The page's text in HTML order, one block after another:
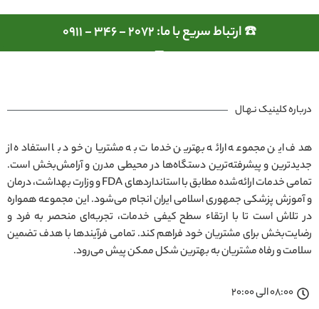
☎️ ارتباط سریع با ما: 2072 - 346 - 0911
درباره کلینیک نـهـال
هدف این مجموعه ارائه بهترین خدمات به مشتریان خود با استفاده از
جدیدترین و پیشرفته‌ترین دستگاه‌ها در محیطی مدرن و آرامش‌بخش است.
تمامی خدمات ارائه‌شده مطابق با استانداردهای FDA و وزارت بهداشت، درمان
و آموزش پزشکی جمهوری اسلامی ایران انجام می‌شود. این مجموعه همواره
در تلاش است تا با ارتقاء سطح کیفی خدمات، تجربه‌ای منحصر به فرد و
رضایت‌بخش برای مشتریان خود فراهم کند. تمامی فرآیندها با هدف تضمین
سلامت و رفاه مشتریان به بهترین شکل ممکن پیش می‌رود.
08:00 الی 20:00